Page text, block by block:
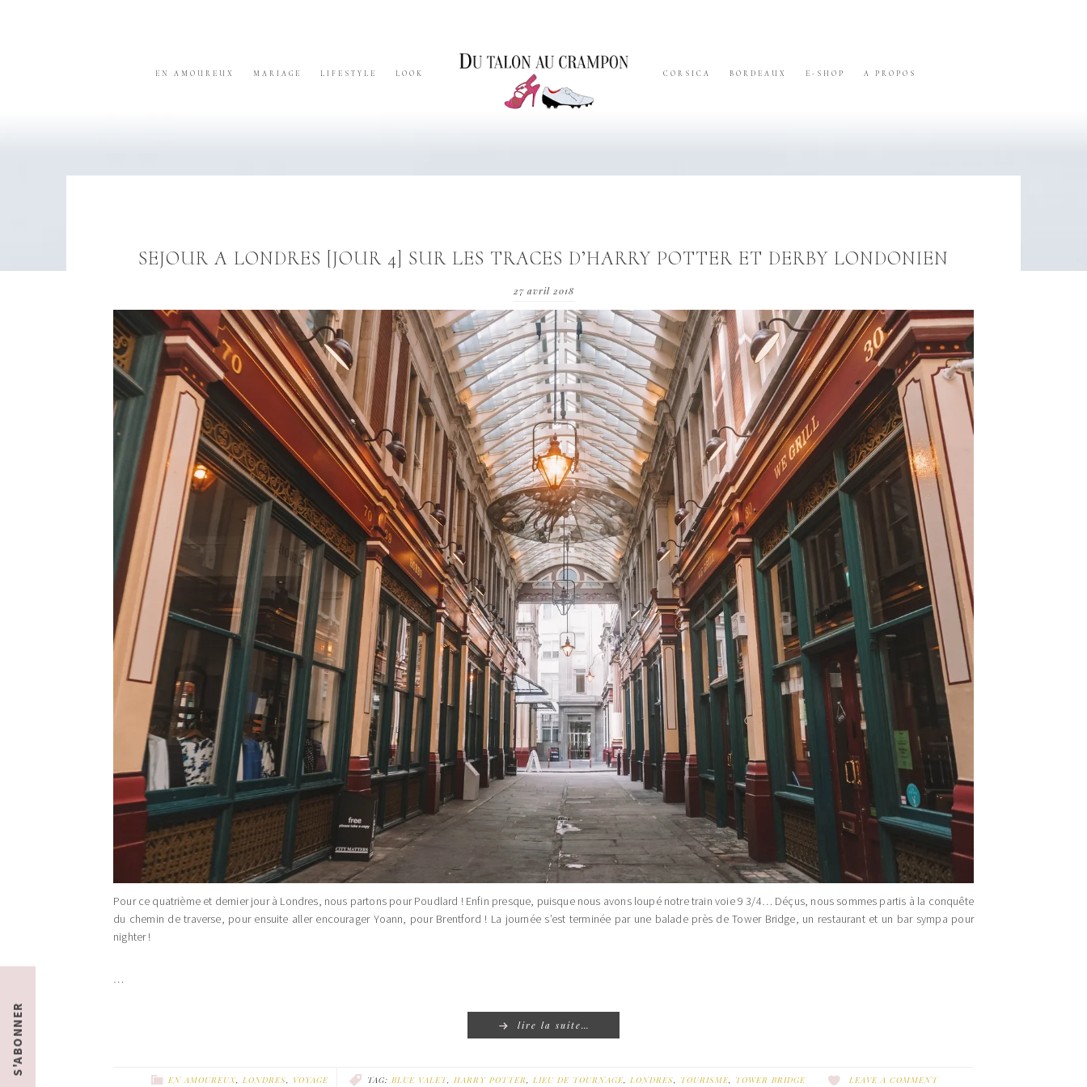
EN AMOUREUX MARIAGE LIFESTYLE LOOK CORSICA BORDEAUX E-SHOP A PROPOS
SEJOUR A LONDRES [JOUR 4] SUR LES TRACES D’HARRY POTTER ET DERBY LONDONIEN
27 avril 2018
Pour ce quatrième et dernier jour à Londres, nous partons pour Poudlard ! Enfin presque, puisque nous avons loupé notre train voie 9 3/4… Déçus, nous sommes partis à la conquête
du chemin de traverse, pour ensuite aller encourager Yoann, pour Brentford ! La journée s’est terminée par une balade près de Tower Bridge, un restaurant et un bar sympa pour
nighter !
…
lire la suite…
EN AMOUREUX, LONDRES, VOYAGE TAG: BLUE VALET, HARRY POTTER, LIEU DE TOURNAGE, LONDRES, TOURISME, TOWER BRIDGE LEAVE A COMMENT
S'ABONNER